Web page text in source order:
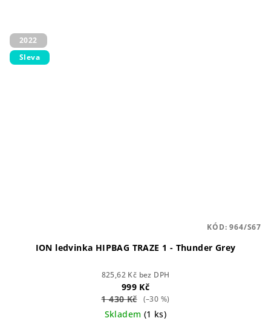
2022
Sleva
ION ledvinka HIPBAG TRAZE 1 - Thunder Grey
825,62 Kč bez DPH
999 Kč
1 430 Kč
(–30 %)
Skladem (1 ks)
KÓD:964/S67